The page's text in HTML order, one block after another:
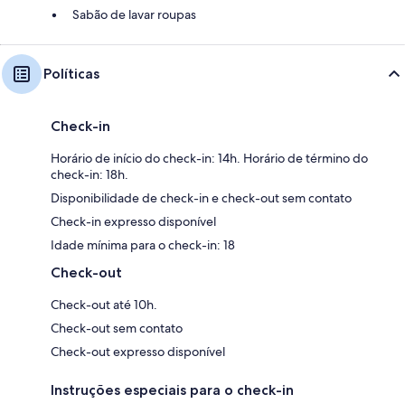
Sabão de lavar roupas
Políticas
Check-in
Horário de início do check-in: 14h. Horário de término do
check-in: 18h.
Disponibilidade de check-in e check-out sem contato
Check-in expresso disponível
Idade mínima para o check-in: 18
Check-out
Check-out até 10h.
Check-out sem contato
Check-out expresso disponível
Instruções especiais para o check-in